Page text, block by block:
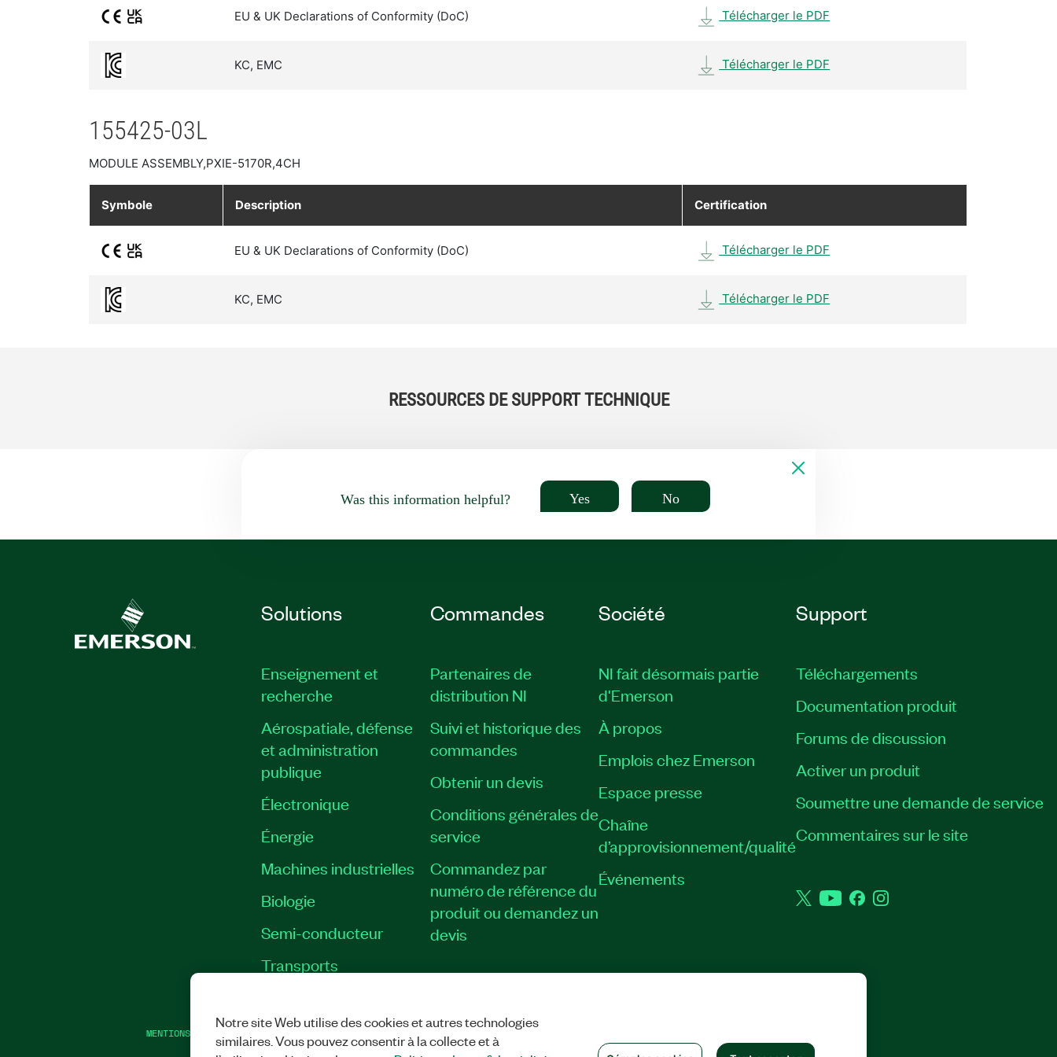
EU & UK Declarations of Conformity (DoC) Télécharger le PDF
KC, EMC Télécharger le PDF
155425-03L
MODULE ASSEMBLY,PXIE-5170R,4CH
Symbole Description Certification
EU & UK Declarations of Conformity (DoC) Télécharger le PDF
KC, EMC Télécharger le PDF
RESSOURCES DE SUPPORT TECHNIQUE
Was this information helpful? Yes No
Solutions
Enseignement et
recherche
Aérospatiale, défense
et administration
publique
Électronique
Énergie​
Machines industrielles
Biologie
Semi-conducteur
Transports
Commandes
Partenaires de
distribution NI
Suivi et historique des
commandes
Obtenir un devis
Conditions générales de
service
Commandez par
numéro de référence du
produit ou demandez un
devis
Société
NI fait désormais partie
d'Emerson
À propos
Emplois chez Emerson
Espace presse
Chaîne
d’approvisionnement/qualité
Événements
Support
Téléchargements
Documentation produit
Forums de discussion
Activer un produit
Soumettre une demande de service
Commentaires sur le site
TwitterYouTubeFacebookInstagram
MENTIONS LÉGALES ©
Notre site Web utilise des cookies et autres technologies
similaires. Vous pouvez consentir à la collecte et à